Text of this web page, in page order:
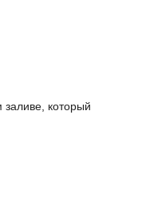
который